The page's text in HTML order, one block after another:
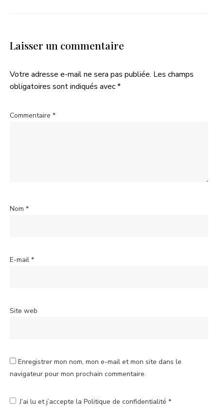
Laisser un commentaire
Votre adresse e-mail ne sera pas publiée. Les champs
obligatoires sont indiqués avec*
Commentaire *
Nom *
E-mail *
Site web
Enregistrer mon nom, mon e-mail et mon site dans le
navigateur pour mon prochain commentaire.
J’ai lu et j’accepte la Politique de confidentialité *